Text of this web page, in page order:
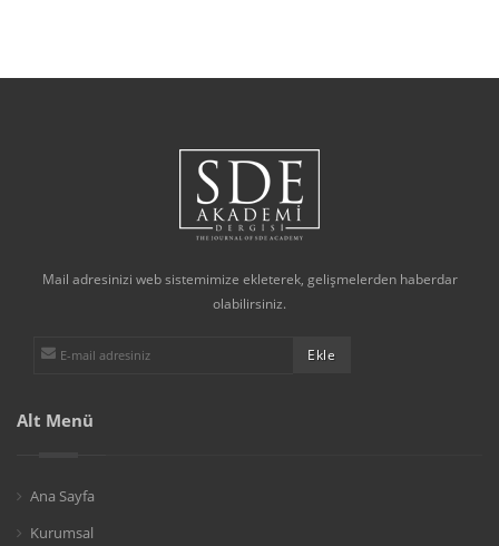
Mail adresinizi web sistemimize ekleterek, gelişmelerden haberdar
olabilirsiniz.
Alt Menü
Ana Sayfa
Kurumsal